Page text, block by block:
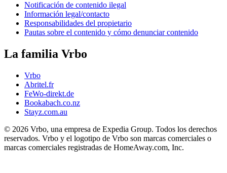
Notificación de contenido ilegal
Información legal/contacto
Responsabilidades del propietario
Pautas sobre el contenido y cómo denunciar contenido
La familia Vrbo
Vrbo
Abritel.fr
FeWo-direkt.de
Bookabach.co.nz
Stayz.com.au
© 2026 Vrbo, una empresa de Expedia Group. Todos los derechos
reservados. Vrbo y el logotipo de Vrbo son marcas comerciales o
marcas comerciales registradas de HomeAway.com, Inc.